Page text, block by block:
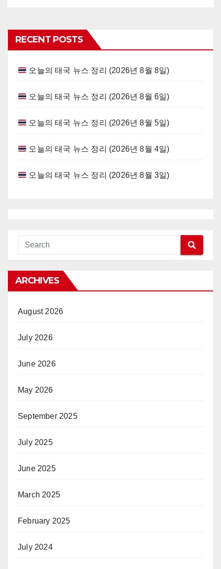
RECENT POSTS
오늘의 태국 뉴스 정리 (2026년 8월 8일)
오늘의 태국 뉴스 정리 (2026년 8월 6일)
오늘의 태국 뉴스 정리 (2026년 8월 5일)
오늘의 태국 뉴스 정리 (2026년 8월 4일)
오늘의 태국 뉴스 정리 (2026년 8월 3일)
ARCHIVES
August 2026
July 2026
June 2026
May 2026
September 2025
July 2025
June 2025
March 2025
February 2025
July 2024